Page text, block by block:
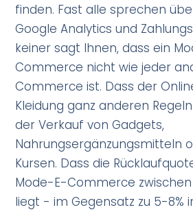
finden. Fast alle sprechen
Google Analytics und
keiner sagt Ihnen, dass ein
Commerce nicht wie jeder
Commerce ist. Dass der
Kleidung ganz anderen
der Verkauf von Gadgets,
Nahrungsergänzungsmitteln
Kursen. Dass die
Mode-E-Commerce zwischen
liegt - im Gegensatz zu 5-8%